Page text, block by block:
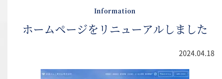
Information
ホームページをリニューアルしました
2024.04.18